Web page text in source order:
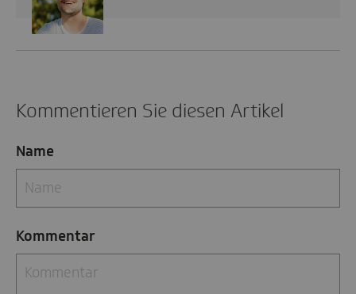
Kommentieren Sie diesen Artikel
Name
Kommentar